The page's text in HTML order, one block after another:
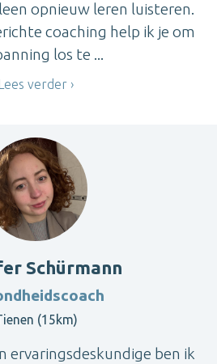
opnieuw leren luisteren.
coaching help ik je om
los te ...
verder
Schürmann
(15km)
ervaringsdeskundige ben ik